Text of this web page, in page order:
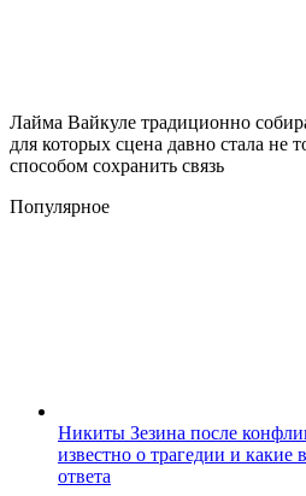
Лайма Вайкуле традиционно
для которых сцена давно стала не
способом сохранить связь
Популярное
Никиты Зезина после
известно о трагедии и какие
ответа